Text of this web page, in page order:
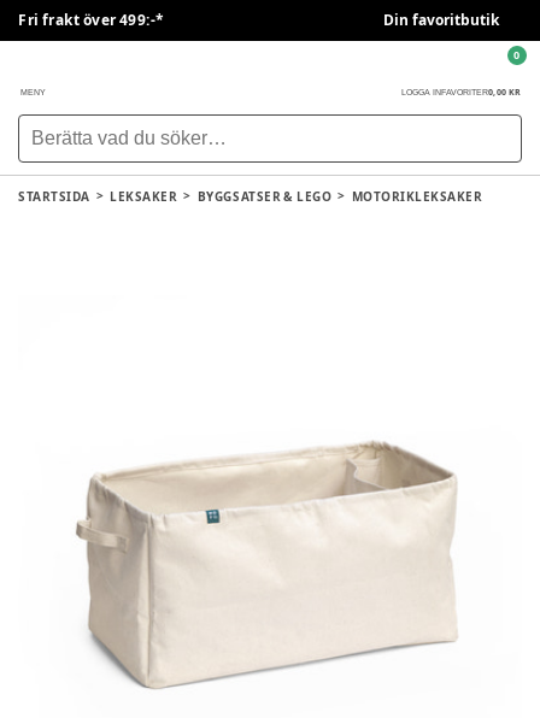
Fri frakt över 499:-* Din favoritbutik
MENY LOGGA IN FAVORITER0,00 KR
0
STARTSIDA LEKSAKER BYGGSATSER & LEGO MOTORIKLEKSAKER